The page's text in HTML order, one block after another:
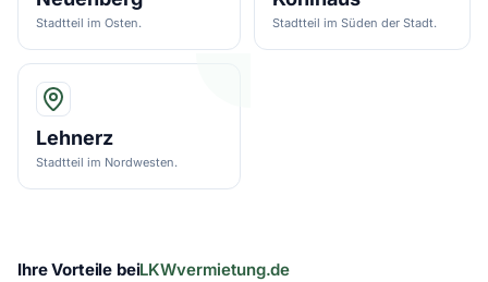
Stadtteil im Osten. Stadtteil im Süden der Stadt.
Lehnerz
Stadtteil im Nordwesten.
Ihre Vorteile beiLKWvermietung.de